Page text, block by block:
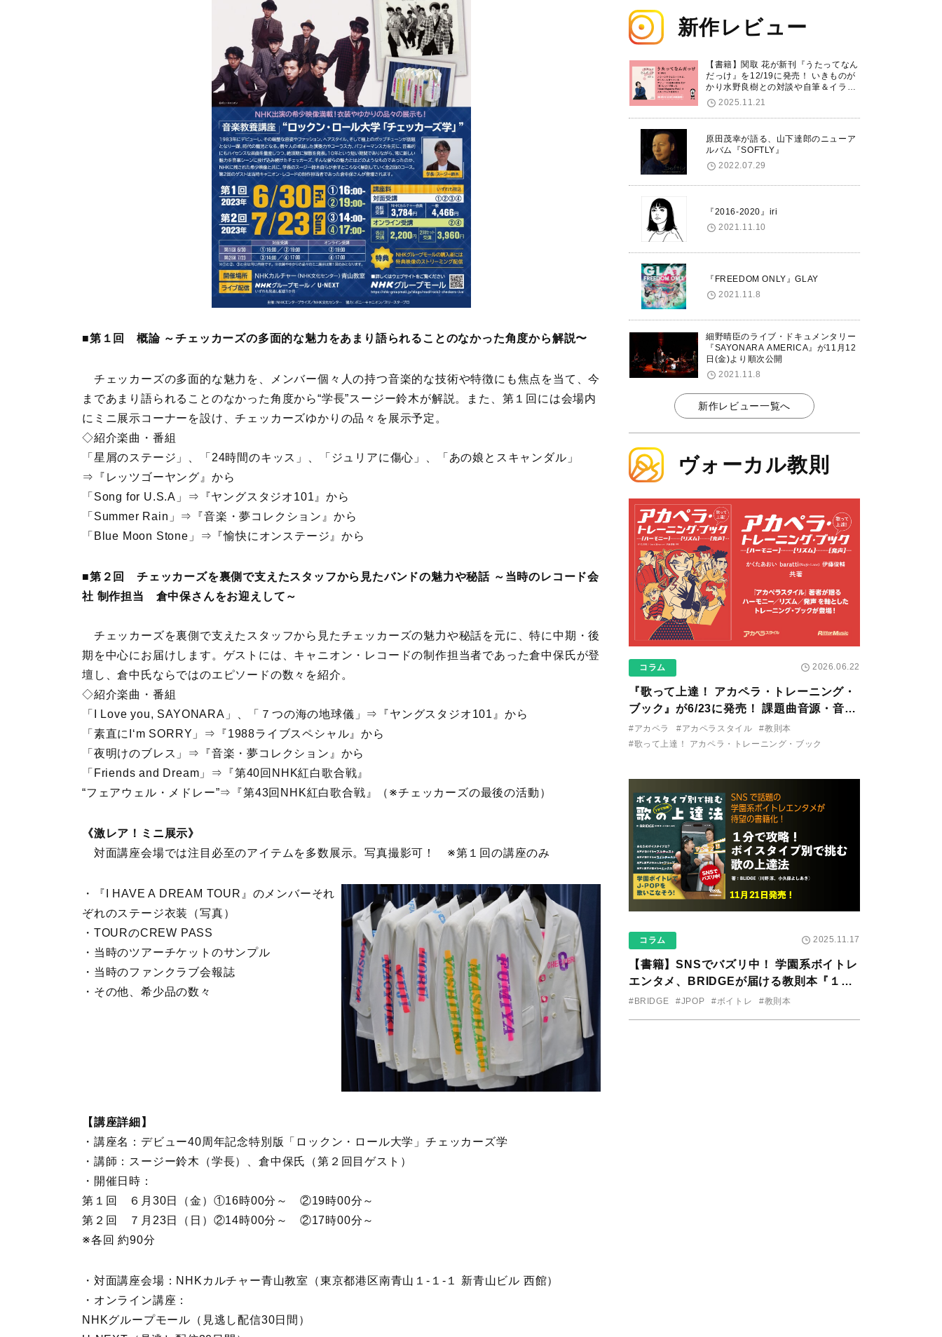
■第１回 概論 ～チェッカーズの多面的な魅力をあまり語られることのなかった角度から解説〜
チェッカーズの多面的な魅力を、メンバー個々人の持つ音楽的な技術や特徴にも焦点を当て、今
まであまり語られることのなかった角度から“学長”スージー鈴木が解説。また、第１回には会場内
にミニ展示コーナーを設け、チェッカーズゆかりの品々を展示予定。
◇紹介楽曲・番組
「星屑のステージ」、「24時間のキッス」、「ジュリアに傷心」、「あの娘とスキャンダル」
⇒『レッツゴーヤング』から
「Song for U.S.A」⇒『ヤングスタジオ101』から
「Summer Rain」⇒『音楽・夢コレクション』から
「Blue Moon Stone」⇒『愉快にオンステージ』から
■第２回 チェッカーズを裏側で支えたスタッフから見たバンドの魅力や秘話 ～当時のレコード会
社 制作担当 倉中保さんをお迎えして～
チェッカーズを裏側で支えたスタッフから見たチェッカーズの魅力や秘話を元に、特に中期・後
期を中心にお届けします。ゲストには、キャニオン・レコードの制作担当者であった倉中保氏が登
壇し、倉中氏ならではのエピソードの数々を紹介。
◇紹介楽曲・番組
「I Love you, SAYONARA」、「７つの海の地球儀」⇒『ヤングスタジオ101』から
「素直にI‘m SORRY」⇒『1988ライブスペシャル』から
「夜明けのブレス」⇒『音楽・夢コレクション』から
「Friends and Dream」⇒『第40回NHK紅白歌合戦』
“フェアウェル・メドレー”⇒『第43回NHK紅白歌合戦』（※チェッカーズの最後の活動）
《激レア！ミニ展示》
対面講座会場では注目必至のアイテムを多数展示。写真撮影可！ ※第１回の講座のみ
・『I HAVE A DREAM TOUR』のメンバーそれ
ぞれのステージ衣装（写真）
・TOURのCREW PASS
・当時のツアーチケットのサンプル
・当時のファンクラブ会報誌
・その他、希少品の数々
【講座詳細】
・講座名：デビュー40周年記念特別版「ロックン・ロール大学」チェッカーズ学
・講師：スージー鈴木（学長）、倉中保氏（第２回目ゲスト）
・開催日時：
第１回 ６月30日（金）①16時00分～ ②19時00分～
第２回 ７月23日（日）②14時00分～ ②17時00分～
※各回 約90分
・対面講座会場：NHKカルチャー青山教室（東京都港区南青山１-１-１ 新青山ビル 西館）
・オンライン講座：
NHKグループモール（見逃し配信30日間）
新作レビュー
【書籍】関取 花が新刊『うたってなん
だっけ』を12/19に発売！ いきものが
かり水野良樹との対談や自筆＆イラス
トで綴る自分史も掲載。さらに自身の
誕生日12/18に渋谷で出版記念イベン
トを開催！
2025.11.21
原田茂幸が語る、山下達郎のニューア
ルバム『SOFTLY』
2022.07.29
『2016-2020』iri
2021.11.10
『FREEDOM ONLY』GLAY
2021.11.8
細野晴臣のライブ・ドキュメンタリー
『SAYONARA AMERICA』が11月12
日(金)より順次公開
2021.11.8
新作レビュー一覧へ
ヴォーカル教則
コラム 2026.06.22
『歌って上達！ アカペラ・トレーニング・
ブック』が6/23に発売！ 課題曲音源・音取
り用アプリを公開。
#アカペラ #アカペラスタイル
#教則本
#歌って上達！ アカペラ・トレーニング・ブック
コラム 2025.11.17
【書籍】SNSでバズリ中！ 学園系ボイトレ
エンタメ、BRIDGEが届ける教則本『１分
で攻略！ ボイスタイプ別で挑む歌の上達
#BRIDGE #JPOP #ボイトレ #教則本